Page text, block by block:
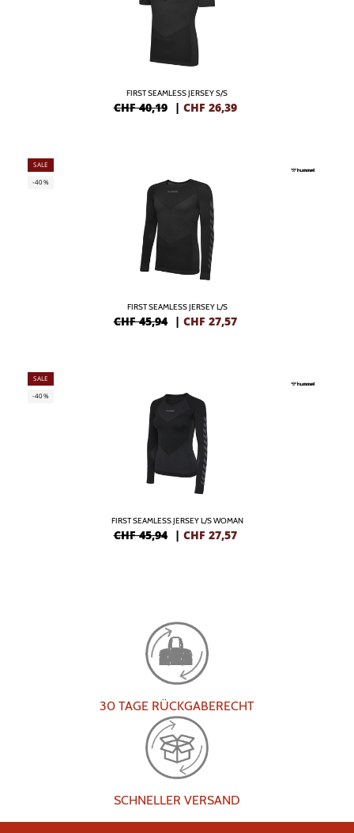
FIRST SEAMLESS JERSEY S/S
CHF 40,19 | CHF 26,39
SALE
-40%
FIRST SEAMLESS JERSEY L/S
CHF 45,94 | CHF 27,57
SALE
-40%
FIRST SEAMLESS JERSEY L/S WOMAN
CHF 45,94 | CHF 27,57
30 TAGE RÜCKGABERECHT
SCHNELLER VERSAND